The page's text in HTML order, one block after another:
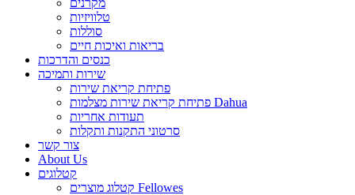
מקרנים
טלוויזיות
סוללות
בריאות ואיכות חיים
כנסים והדרכות
שירות ותמיכה
פתיחת קריאת שירות
פתיחת קריאת שירות מצלמות Dahua
תעודות אחריות
סרטוני התקנות ותקלות
צור קשר
About Us
קטלוגים
קטלוג מוצרים Fellowes